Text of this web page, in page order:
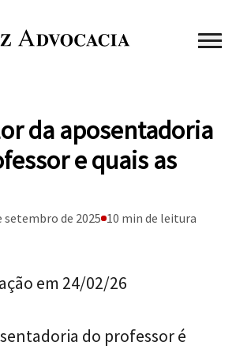
da aposentadoria
e quais as
setembro de 2025 10 min de leitura
em 24/02/26
do professor é